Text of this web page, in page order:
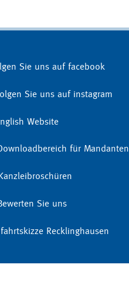
Sie uns auf facebook
Sie uns auf instagram
Website
für Mandanten
Sie uns
Recklinghausen